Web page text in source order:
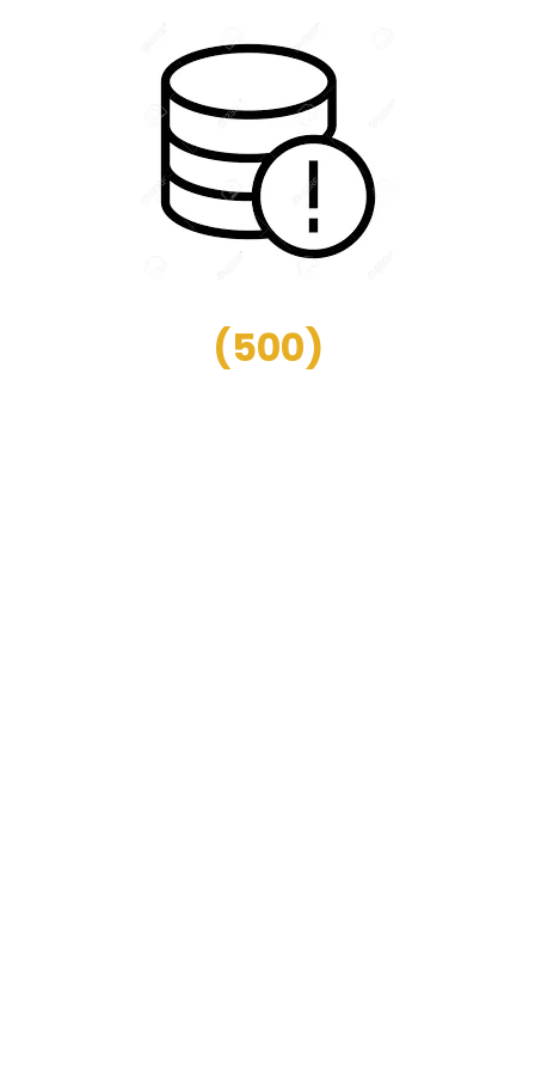
(500)